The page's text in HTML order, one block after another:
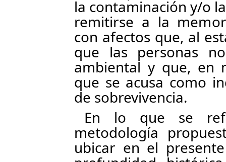
la contaminación y/o
remitirse a la
con afectos que, al
que las personas
ambiental y que, en
que se acusa como
de sobrevivencia.
En lo que se
metodología
ubicar en el